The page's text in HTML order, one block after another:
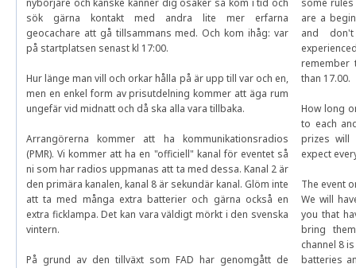
nybörjare och kanske känner dig osäker så kom i tid och
sök gärna kontakt med andra lite mer erfarna
geocachare att gå tillsammans med. Och kom ihåg: var
på startplatsen senast kl 17:00.
Hur länge man vill och orkar hålla på är upp till var och en,
men en enkel form av prisutdelning kommer att äga rum
ungefär vid midnatt och då ska alla vara tillbaka.
Arrangörerna kommer att ha kommunikationsradios
(PMR). Vi kommer att ha en "officiell" kanal för eventet så
ni som har radios uppmanas att ta med dessa. Kanal 2 är
den primära kanalen, kanal 8 är sekundär kanal. Glöm inte
att ta med många extra batterier och gärna också en
extra ficklampa. Det kan vara väldigt mörkt i den svenska
vintern.
På grund av den tillväxt som FAD har genomgått de
some
are a
and
than 17.00.
How long
to each
prizes will
expect
The event
We will
you that
bring
channel 8
batteries